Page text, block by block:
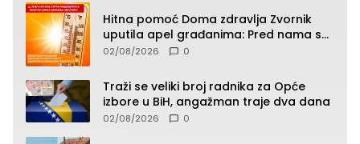
Hitna pomoć Doma zdravlja Zvornik
uputila apel građanima: Pred nama su
temperature do 40°C, oprez zbog
02/08/2026 0
Traži se veliki broj radnika za Opće
izbore u BiH, angažman traje dva dana
02/08/2026 0